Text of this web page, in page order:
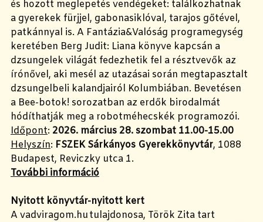
és hozott meglepetés vendégeket: találkozhatnak
a gyerekek fürjjel, gabonasiklóval, tarajos gőtével,
patkánnyal is. A Fantázia&Valóság programegység
keretében Berg Judit: Liana könyve kapcsán a
dzsungelek világát fedezhetik fel a résztvevők az
írónővel, aki mesél az utazásai során megtapasztalt
dzsungelbeli kalandjairól Kolumbiában. Bevetésen
a Bee-botok! sorozatban az erdők birodalmát
hódíthatják meg a robotméhecskék programozói.
Időpont: 2026. március 28. szombat 11.00-15.00
Helyszín: FSZEK Sárkányos Gyerekkönyvtár, 1088
Budapest, Reviczky utca 1.
További információ
Nyitott könyvtár-nyitott kert
A vadviragom.hu tulajdonosa, Török Zita tart